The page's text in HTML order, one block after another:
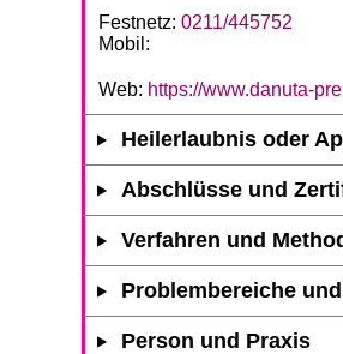
Festnetz: 0211/445752
Mobil:
Web: https://www.danuta-
Heilerlaubnis oder
Abschlüsse und
Verfahren und
Problembereiche
Person und Praxis